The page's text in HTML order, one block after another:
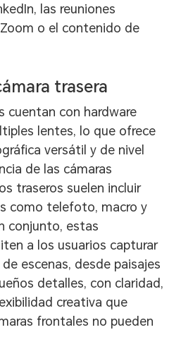
las reuniones
o el contenido de
trasera
cuentan con hardware
lentes, lo que ofrece
versátil y de nivel
de las cámaras
traseros suelen incluir
como telefoto, macro y
conjunto, estas
a los usuarios capturar
escenas, desde paisajes
detalles, con claridad,
creativa que
frontales no pueden